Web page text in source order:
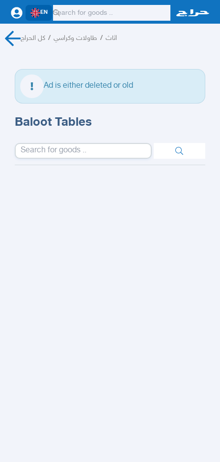
EN
كل الحراج / طاولات وكراسي / اثاث
Ad is either deleted or old
Baloot Tables